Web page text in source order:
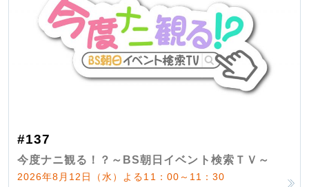
#137
今度ナニ観る！？～BS朝日イベント検索ＴＶ～
2026年8月12日（水）よる11：00～11：30